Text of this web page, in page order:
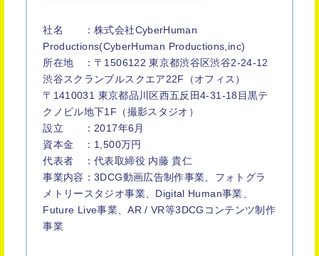
社名 ：株式会社CyberHuman
Productions(CyberHuman Productions,inc)
所在地 ：〒1506122 東京都渋谷区渋谷2-24-12
渋谷スクランブルスクエア22F（オフィス）
〒1410031 東京都品川区西五反田4-31-18目黒テ
クノビル地下1F（撮影スタジオ）
設立 ：2017年6月
資本金 ：1,500万円
代表者 ：代表取締役 内藤 貴仁
事業内容：3DCG動画広告制作事業、フォトグラ
メトリースタジオ事業、Digital Human事業、
Future Live事業、AR / VR等3DCGコンテンツ制作
事業